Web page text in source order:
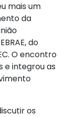
mais um
da
do
O encontro
e integrou as
os